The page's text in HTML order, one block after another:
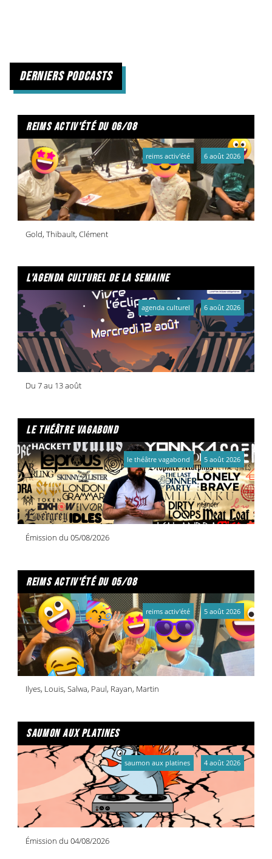
derniers podcasts
reims activ'été du 06/08
Gold, Thibault, Clément
reims activ'été 6 août 2026
l'agenda culturel de la semaine
Du 7 au 13 août
agenda culturel 6 août 2026
le théâtre vagabond
Émission du 05/08/2026
le théâtre vagabond 5 août 2026
reims activ'été du 05/08
Ilyes, Louis, Salwa, Paul, Rayan, Martin
reims activ'été 5 août 2026
saumon aux platines
Émission du 04/08/2026
saumon aux platines 4 août 2026